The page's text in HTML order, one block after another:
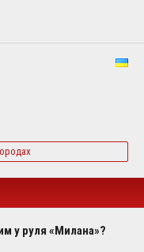
у руля «Милана»?